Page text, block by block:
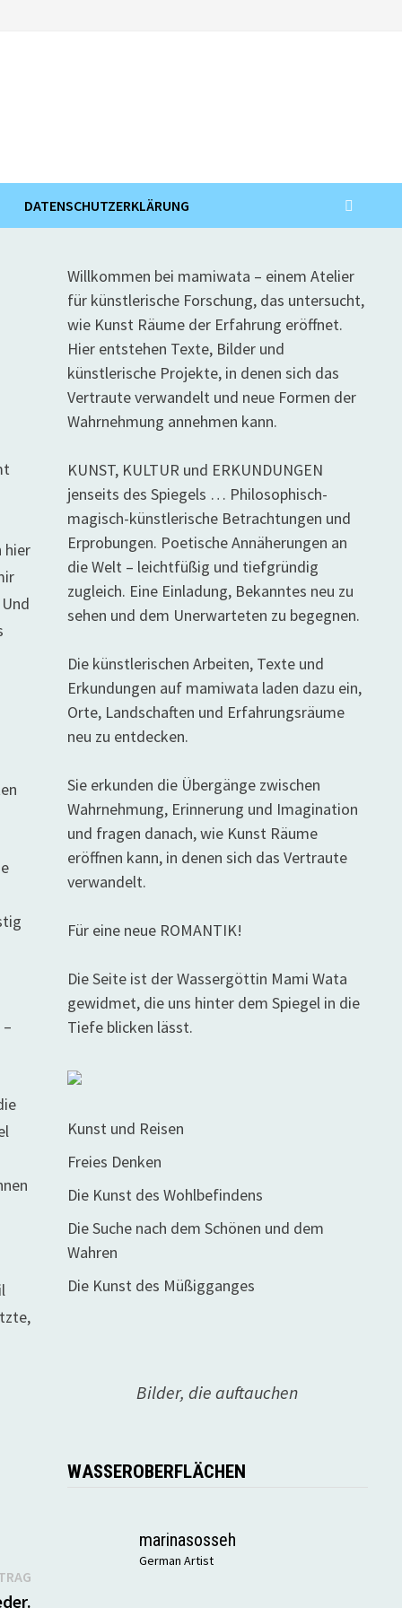
DATENSCHUTZERKLÄRUNG
hier
Nächster
Willkommen bei mamiwata – einem Atelier
für künstlerische Forschung, das untersucht,
wie Kunst Räume der Erfahrung eröffnet.
Hier entstehen Texte, Bilder und
künstlerische Projekte, in denen sich das
Vertraute verwandelt und neue Formen der
Wahrnehmung annehmen kann.
KUNST, KULTUR und ERKUNDUNGEN
jenseits des Spiegels … Philosophisch-
magisch-künstlerische Betrachtungen und
Erprobungen. Poetische Annäherungen an
die Welt – leichtfüßig und tiefgründig
zugleich. Eine Einladung, Bekanntes neu zu
sehen und dem Unerwarteten zu begegnen.
Die künstlerischen Arbeiten, Texte und
Erkundungen auf mamiwata laden dazu ein,
Orte, Landschaften und Erfahrungsräume
neu zu entdecken.
Sie erkunden die Übergänge zwischen
Wahrnehmung, Erinnerung und Imagination
und fragen danach, wie Kunst Räume
eröffnen kann, in denen sich das Vertraute
verwandelt.
Für eine neue ROMANTIK!
Die Seite ist der Wassergöttin Mami Wata
gewidmet, die uns hinter dem Spiegel in die
Tiefe blicken lässt.
Kunst und Reisen
Freies Denken
Die Kunst des Wohlbefindens
Die Suche nach dem Schönen und dem
Wahren
Die Kunst des Müßigganges
Bilder, die auftauchen
WASSEROBERFLÄCHEN
marinasosseh
German Artist